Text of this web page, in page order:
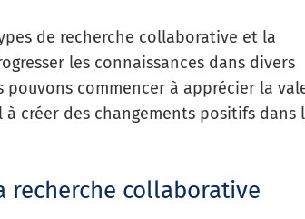
de recherche collaborative et la
les connaissances dans divers
pouvons commencer à apprécier la
créer des changements positifs dans
recherche collaborative